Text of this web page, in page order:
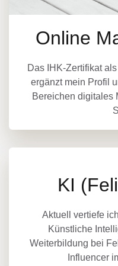
Online
Das IHK-Zertifikat
ergänzt mein Profil
Bereichen digitales
KI
Aktuell vertiefe
Künstliche
Weiterbildung bei
Influencer